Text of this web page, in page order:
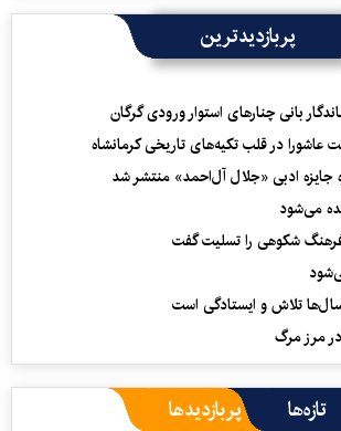
پربازدیدترین
بانی چنارهای استوار ورودی گرگان
عاشورا در قلب تکیه‌های تاریخی کرمانشاه
جایزه ادبی «جلال آل‌احمد» منتشر شد
می‌شود
شکوهی را تسلیت گفت
تلاش و ایستادگی است
مرز مرگ
تازه‌ها پربازدیدها